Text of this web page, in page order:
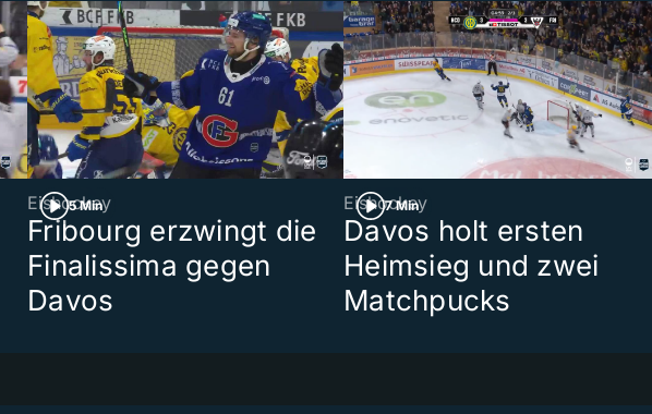
5 Min
Eishockey
Fribourg erzwingt die
Finalissima gegen
Davos
7 Min
Eishockey
Davos holt ersten
Heimsieg und zwei
Matchpucks